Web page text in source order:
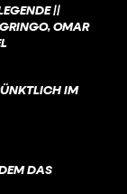
WIR MEINEN
SONDERN
VIEL
COOLSTE
||
OMAR
IM
DAS